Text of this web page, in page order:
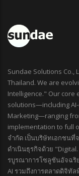
Sundae Solutions Co.,
Thailand. We are
Intelligence." Our core
solutions—including AI-
Marketing—ranging
implementation to full
จำกัด เป็นบริษัทเอกชนที่
ดำเนินธุรกิจด้วย
รบูรณาการโซลูชันอัจฉริ
AI รวมถึงการตลาดดิจิทั